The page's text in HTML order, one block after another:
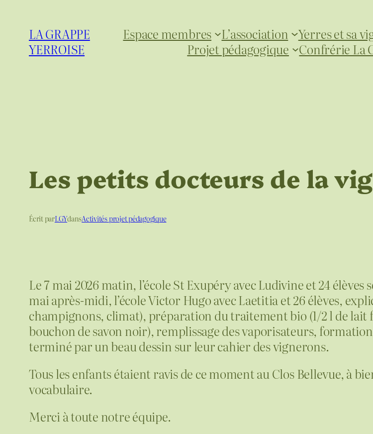
contenuLA GRAPPE
YERROISE
Espace membres L’association Yerres et sa
Projet pédagogique
Confrérie La
Les petits docteurs de la
Écrit parLGYdansActivités projet pédagogique
Le 7 mai 2026 matin, l’école St Exupéry avec Ludivine et 24
mai après-midi, l’école Victor Hugo avec Laetitia et 26 élèves,
champignons, climat), préparation du traitement bio (1/2 l de lait
bouchon de savon noir), remplissage des vaporisateurs,
terminé par un beau dessin sur leur cahier des vignerons.
Tous les enfants étaient ravis de ce moment au Clos Bellevue, à
vocabulaire.
Merci à toute notre équipe.